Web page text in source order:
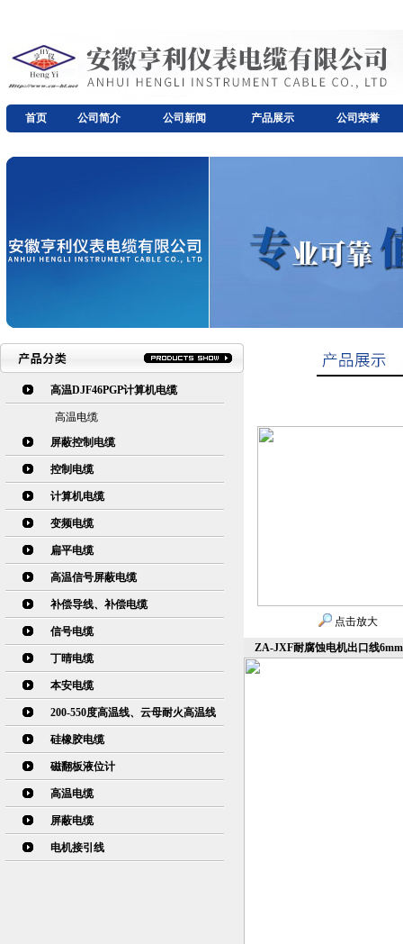
首页 公司简介 公司新闻 产品展示 公司荣誉
高温DJF46PGP计算机电缆
高温电缆
屏蔽控制电缆
控制电缆
计算机电缆
变频电缆
扁平电缆
高温信号屏蔽电缆
补偿导线、补偿电缆
信号电缆
丁晴电缆
本安电缆
200-550度高温线、云母耐火高温线
硅橡胶电缆
磁翻板液位计
高温电缆
屏蔽电缆
电机接引线
点击放大
ZA-JXF耐腐蚀电机出口线